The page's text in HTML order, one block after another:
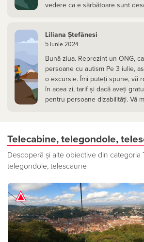
vedere ca e sărbătoare sunt
Liliana Ştefănesi
5 iunie 2024
Bună ziua. Reprezint un ONG,
persoane cu autism Pe 3 iulie,
o excursie. Îmi puteți spune, vă
în acea zi, tarif și dacă aveți
pentru persoane dizabilități. Vă
Telecabine, telegondole,
Descoperă și alte obiective din categoria
telegondole, telescaune